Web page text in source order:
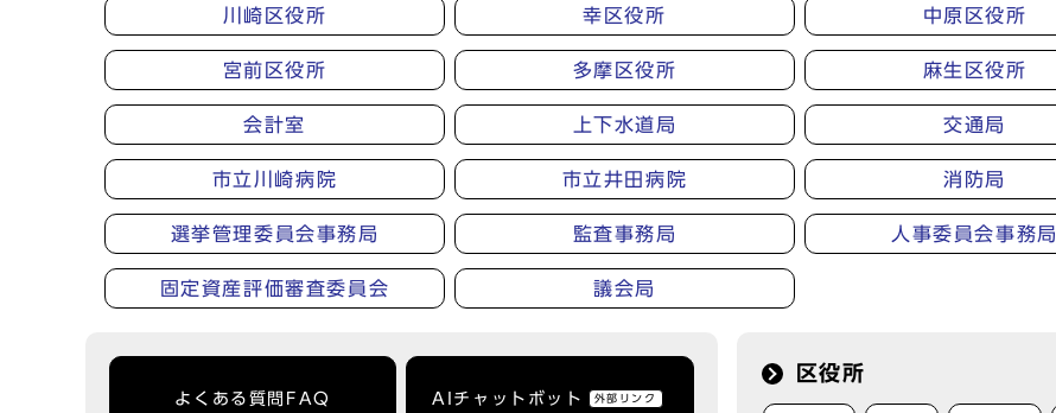
川崎区役所 幸区役所 中原区役所
宮前区役所 多摩区役所 麻生区役所
会計室 上下水道局 交通局
市立川崎病院 市立井田病院 消防局
選挙管理委員会事務局 監査事務局 人事委員会事務局
固定資産評価審査委員会 議会局
よくある質問FAQ AIチャットボット 外部リンク
区役所